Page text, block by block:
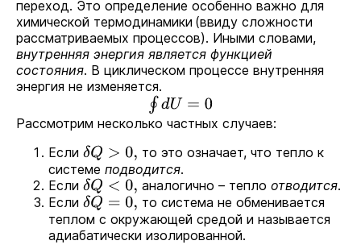
переход. Это определение особенно важно для
химической термодинамики (ввиду сложности
рассматриваемых процессов). Иными словами,
внутренняя энергия является функцией
состояния. В циклическом процессе внутренняя
энергия не изменяется.
∮dU=0
Рассмотрим несколько частных случаев:
Если δQ> 0,
то это означает, что тепло к
системе подводится.
Если δQ< 0, аналогично – теплоотводится.
Если δQ= 0,
то система не обменивается
теплом с окружающей средой и называется
адиабатически изолированной.